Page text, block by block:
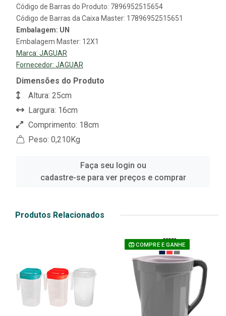
Código de Barras do Produto: 7896952515654
Código de Barras da Caixa Master: 17896952515651
Embalagem: UN
Embalagem Master: 12X1
Marca: JAGUAR
Fornecedor: JAGUAR
Dimensões do Produto
Altura: 25cm
Largura: 16cm
Comprimento: 18cm
Peso: 0,210Kg
Faça seu login ou
cadastre-se para ver preços e comprar
Produtos Relacionados
COMPRE E GANHE